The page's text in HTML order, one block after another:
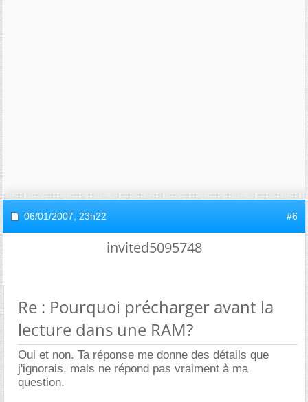
06/01/2007, 23h22 #6
invited5095748
Re : Pourquoi précharger avant la
lecture dans une RAM?
Oui et non. Ta réponse me donne des détails que
j'ignorais, mais ne répond pas vraiment à ma
question.